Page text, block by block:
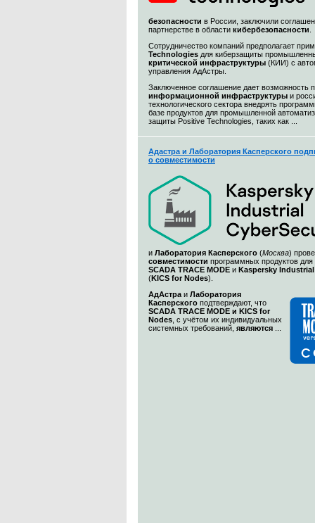
безопасности в России, заключили
партнерстве в области кибербезопасности
Сотрудничество компаний предполагает
Technologies для киберзащиты
критической инфраструктуры (КИИ) с
управления АдАстры.
Заключенное соглашение дает возможность
информационной инфраструктуры и
технологического сектора внедрять
базе продуктов для промышленной
защиты Positive Technologies, таких как ...
Адастра и Лаборатория Касперского
о совместимости
и Лаборатория Касперского (Москва)
совместимости программных продуктов
SCADA TRACE MODE и Kaspersky
(KICS for Nodes).
АдАстра и Лаборатория
Касперского подтверждают, что
SCADA TRACE MODE и KICS for
Nodes , с учётом их индивидуальных
системных требований, являются